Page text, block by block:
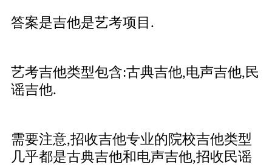
答案是吉他是艺考项目.
艺考吉他类型包含:古典吉他,电声吉他,民
谣吉他.
需要注意,招收吉他专业的院校吉他类型
几乎都是古典吉他和电声吉他,招收民谣